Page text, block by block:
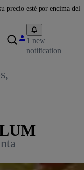
precio esté por encima del
1 new
notification